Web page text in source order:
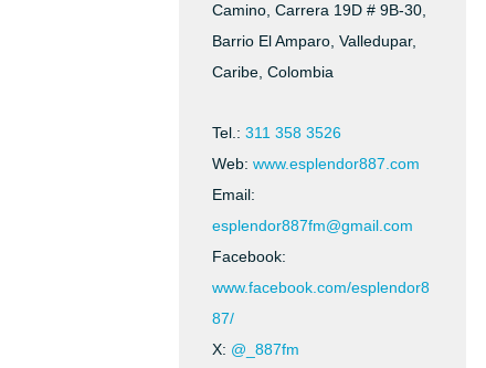
Camino, Carrera 19D # 9B-30,
Barrio El Amparo, Valledupar,
Caribe, Colombia
Tel.: 311 358 3526
Web: www.esplendor887.com
Email:
esplendor887fm@gmail.com
Facebook:
www.facebook.com/esplendor8
87/
X: @_887fm